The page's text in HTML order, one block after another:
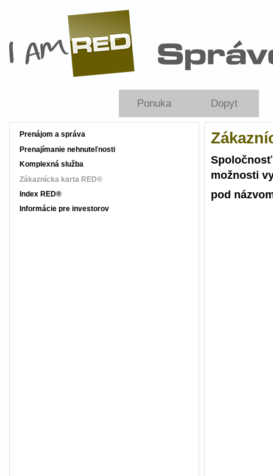
Skočiť na hlavný obsah
Ponuka Dopyt
Prenájom a správa
Prenajímanie nehnuteľnosti
Komplexná služba
Zákaznícka karta RED®
Index RED®
Informácie pre investorov
možnosti
pod